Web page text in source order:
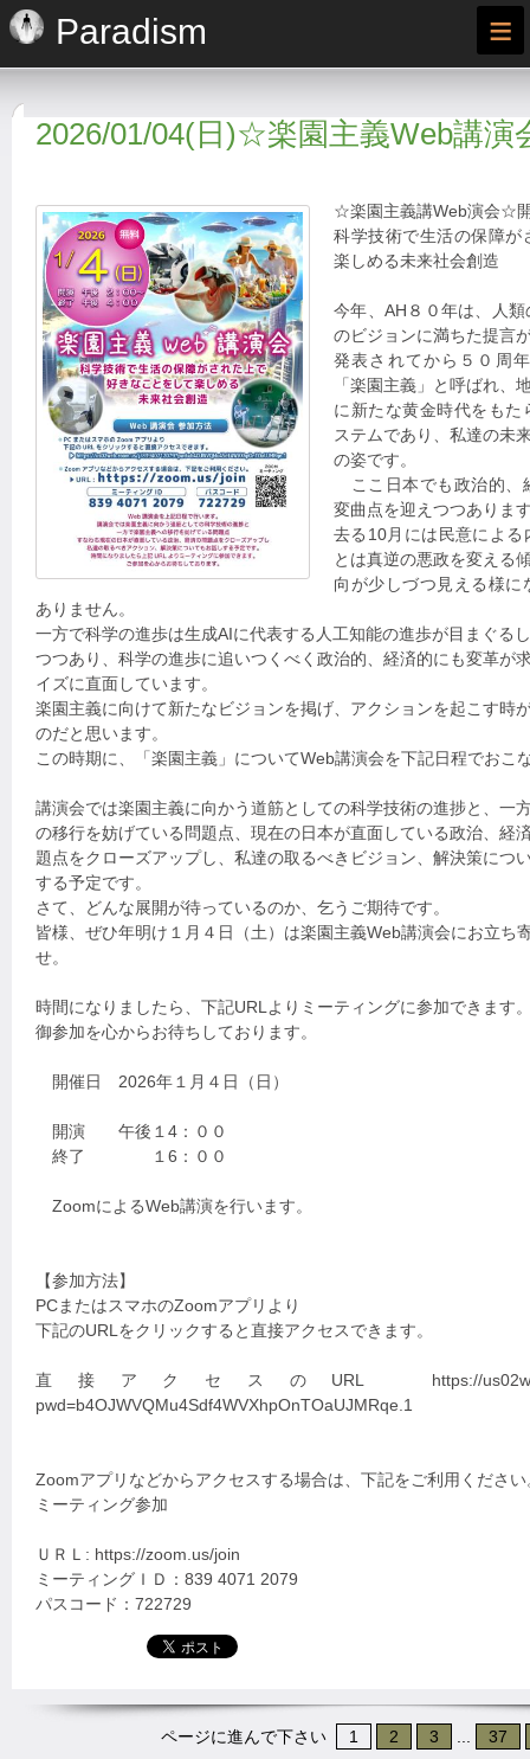
Paradism ≡
2026/01/04(日)☆楽園主義Web講演
☆楽園主義講Web演会☆
科学技術で生活の保障が
楽しめる未来社会創造
今年、AH８０年は、人
のビジョンに満ちた提言
発表されてから５０周
「楽園主義」と呼ばれ、
に新たな黄金時代をも
ステムであり、私達の未
の姿です。
ここ日本でも政治的、
変曲点を迎えつつありま
去る10月には民意によ
とは真逆の悪政を変える
向が少しづつ見える様
ありません。
一方で科学の進歩は生成AIに代表する人工知能の進歩が目まぐる
つつあり、科学の進歩に追いつくべく政治的、経済的にも変革が
イズに直面しています。
楽園主義に向けて新たなビジョンを掲げ、アクションを起こす時
のだと思います。
この時期に、「楽園主義」についてWeb講演会を下記日程でおこ
講演会では楽園主義に向かう道筋としての科学技術の進捗と、一
の移行を妨げている問題点、現在の日本が直面している政治、経
題点をクローズアップし、私達の取るべきビジョン、解決策につ
する予定です。
さて、どんな展開が待っているのか、乞うご期待です。
皆様、ぜひ年明け１月４日（土）は楽園主義Web講演会にお立ち
せ。
時間になりましたら、下記URLよりミーティングに参加できます
御参加を心からお待ちしております。
開催日 2026年１月４日（日）
開演 午後１4：００
終了 １6：００
ZoomによるWeb講演を行います。
【参加方法】
PCまたはスマホのZoomアプリより
下記のURLをクリックすると直接アクセスできます。
直接アクセスのURL https://
pwd=b4OJWVQMu4Sdf4WVXhpOnTOaUJMRqe.1
Zoomアプリなどからアクセスする場合は、下記をご利用ください
ミーティング参加
ＵＲＬ: https://zoom.us/join
ミーティングＩＤ：839 4071 2079
パスコード：722729
ページに進んで下さい 1 2 3 37